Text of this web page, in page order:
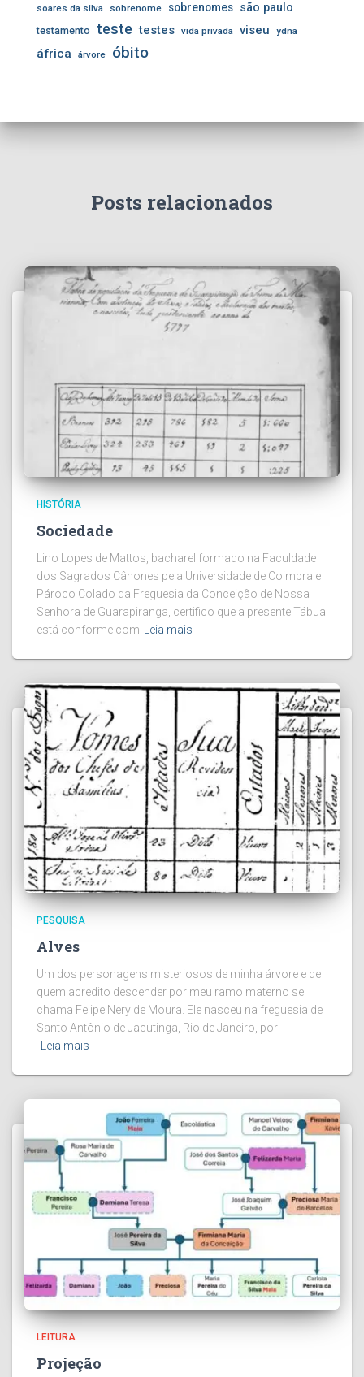
soares da silva
sobrenome sobrenomes são paulo
testamento teste testes vida privada viseu ydna
áfrica árvore óbito
Posts relacionados
HISTÓRIA
Sociedade
Lino Lopes de Mattos, bacharel formado na Faculdade
dos Sagrados Cânones pela Universidade de Coimbra e
Pároco Colado da Freguesia da Conceição de Nossa
Senhora de Guarapiranga, certifico que a presente Tábua
está conforme com
Leia mais
PESQUISA
Alves
Um dos personagens misteriosos de minha árvore e de
quem acredito descender por meu ramo materno se
chama Felipe Nery de Moura. Ele nasceu na freguesia de
Santo Antônio de Jacutinga, Rio de Janeiro, por
Leia mais
LEITURA
Projeção